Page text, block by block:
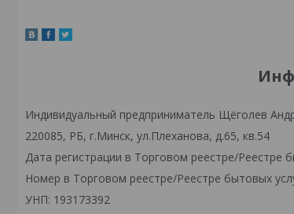
Индивидуальный предприниматель Щёголев
220085, РБ, г.Минск, ул.Плеханова, д.65, кв.54
Дата регистрации в Торговом реестре/Реестре
Номер в Торговом реестре/Реестре бытовых
УНП: 193173392